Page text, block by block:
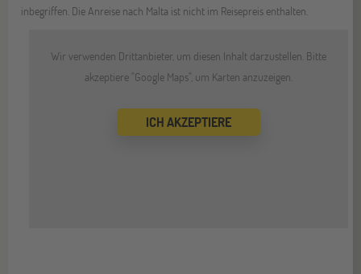
inbegriffen. Die Anreise nach Malta ist nicht im Reisepreis enthalten.
Wir verwenden Drittanbieter, um diesen Inhalt darzustellen. Bitte
akzeptiere "Google Maps", um Karten anzuzeigen.
ICH AKZEPTIERE